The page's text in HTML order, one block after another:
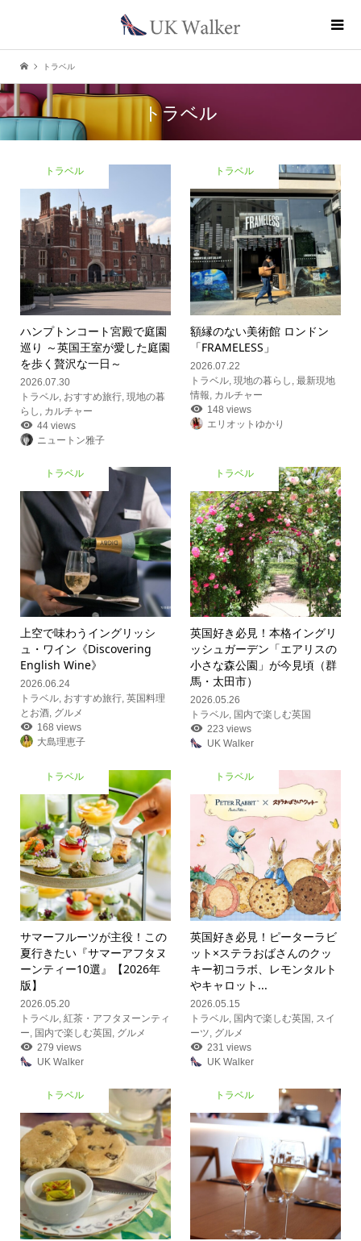
トラベル
トラベル
トラベル
ハンプトンコート宮殿で庭園
巡り ～英国王室が愛した庭園
を歩く贅沢な一日～
2026.07.30
トラベル, おすすめ旅行, 現地の暮
らし
カルチャー
44 views
ニュートン雅子
トラベル
額縁のない美術館 ロンドン
「FRAMELESS」
2026.07.22
トラベル ,現地の暮らし ,最新現地
情報 カルチャー
148 views
エリオットゆかり
トラベル
上空で味わうイングリッシ
ュ・ワイン《Discovering
English Wine》
2026.06.24
トラベル, おすすめ旅行, 英国料理
とお酒, グルメ
168 views
大島理恵子
トラベル
英国好き必見！本格イングリ
ッシュガーデン「エアリスの
小さな森公園」が今見頃（群
馬・太田市）
2026.05.26
トラベル, 国内で楽しむ英国
223 views
UK Walker
トラベル
サマーフルーツが主役！この
夏行きたい『サマーアフタヌ
ーンティー10選』【2026年
版】
2026.05.20
トラベル, 紅茶・アフタヌーンティ
ー, 国内で楽しむ英国 , グルメ
279 views
UK Walker
トラベル
英国好き必見！ピーターラビ
ット×ステラおばさんのクッ
キー初コラボ、レモンタルト
やキャロット...
2026.05.15
トラベル, 国内で楽しむ英国 , スイ
ーツ, グルメ
231 views
UK Walker
トラベル トラベル